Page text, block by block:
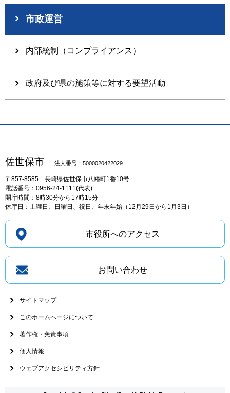
市政運営
内部統制（コンプライアンス）
政府及び県の施策等に対する要望活動
佐世保市 法人番号：5000020422029
〒857-8585 長崎県佐世保市八幡町1番10号
電話番号：0956-24-1111(代表)
開庁時間：8時30分から17時15分
休庁日：土曜日、日曜日、祝日、年末年始（12月29日から1月3日）
市役所へのアクセス
お問い合わせ
サイトマップ
このホームページについて
著作権・免責事項
個人情報
ウェブアクセシビリティ方針